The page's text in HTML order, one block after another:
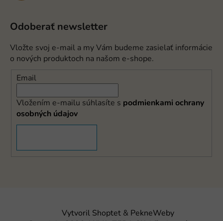
Odoberať newsletter
Vložte svoj e-mail a my Vám budeme zasielať informácie
o nových produktoch na našom e-shope.
Email
Vložením e-mailu súhlasíte s podmienkami ochrany
osobných údajov
Vytvoril Shoptet& PekneWeby